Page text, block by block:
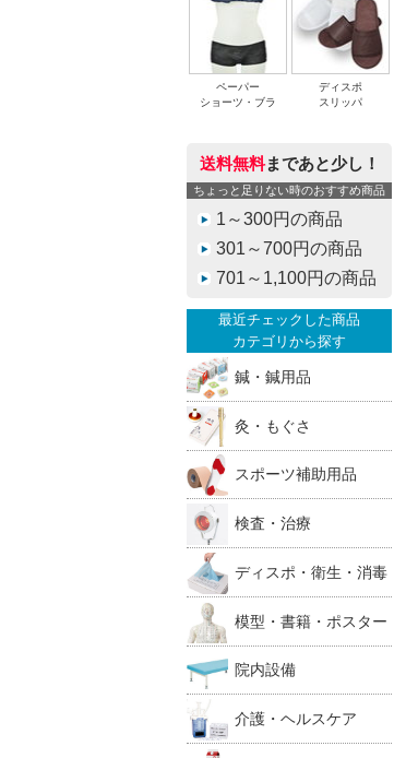
ペーパー
ショーツ・ブラ
ディスポ
スリッパ
送料無料まであと少し！
ちょっと足りない時のおすすめ商品
1～300円の商品
301～700円の商品
701～1,100円の商品
最近チェックした商品
カテゴリから探す
鍼・鍼用品
灸・もぐさ
スポーツ補助用品
検査・治療
ディスポ・衛生・消毒
模型・書籍・ポスター
院内設備
介護・ヘルスケア